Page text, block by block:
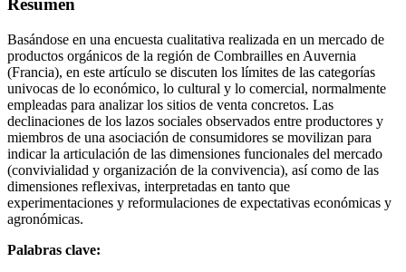
Resumen
Basándose en una encuesta cualitativa realizada en un mercado de
productos orgánicos de la región de Combrailles en Auvernia
(Francia), en este artículo se discuten los límites de las categorías
univocas de lo económico, lo cultural y lo comercial, normalmente
empleadas para analizar los sitios de venta concretos. Las
declinaciones de los lazos sociales observados entre productores y
miembros de una asociación de consumidores se movilizan para
indicar la articulación de las dimensiones funcionales del mercado
(convivialidad y organización de la convivencia), así como de las
dimensiones reflexivas, interpretadas en tanto que
experimentaciones y reformulaciones de expectativas económicas y
agronómicas.
Palabras clave: